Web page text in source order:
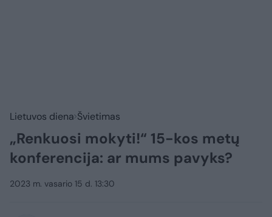
Lietuvos diena Švietimas
„Renkuosi mokyti!“ 15-kos metų
konferencija: ar mums pavyks?
2023 m. vasario 15 d. 13:30